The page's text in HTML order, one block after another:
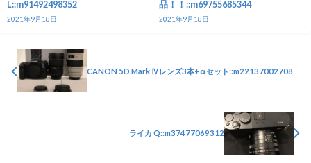
L::m91492498352
2021年9月18日
品！！::m69755685344
2021年9月18日
CANON 5D Mark Ⅳレンズ3本+αセット::m22137002708
ライカ Q::m37477069312